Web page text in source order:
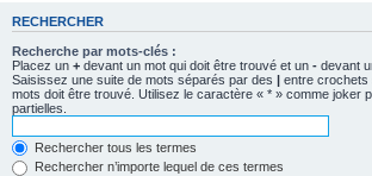
RECHERCHER
Recherche par mots-clés :
Placez un + devant un mot qui doit être trouvé et un - devant
Saisissez une suite de mots séparés par des | entre crochets
mots doit être trouvé. Utilisez le caractère « * » comme joker
partielles.
Rechercher tous les termes
Rechercher n’importe lequel de ces termes